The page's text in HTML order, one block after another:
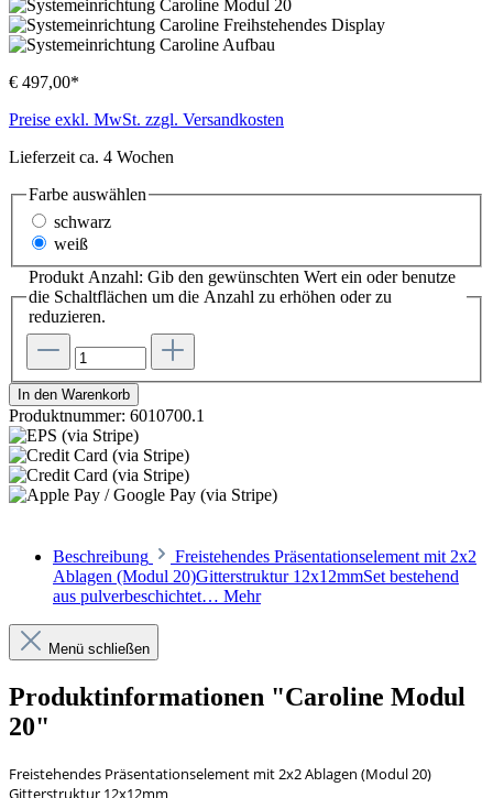
€ 497,00*
Preise exkl. MwSt. zzgl. Versandkosten
Lieferzeit ca. 4 Wochen
Farbe auswählen
schwarz
weiß
Produkt Anzahl: Gib den gewünschten Wert ein oder benutze
die Schaltflächen um die Anzahl zu erhöhen oder zu
reduzieren.
In den Warenkorb
Produktnummer: 6010700.1
Beschreibung
Freistehendes Präsentationselement mit 2x2
Ablagen (Modul 20)Gitterstruktur 12x12mmSet bestehend
aus pulverbeschichtet… Mehr
Menü schließen
Produktinformationen "Caroline Modul
20"
Freistehendes Präsentationselement mit 2x2 Ablagen (Modul 20)
Gitterstruktur 12x12mm